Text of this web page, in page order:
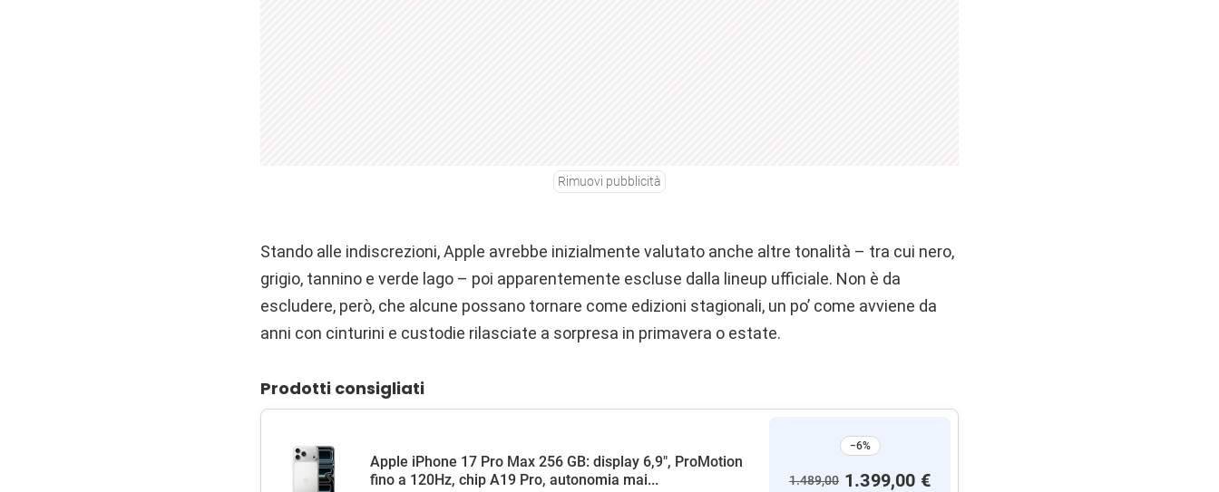
Rimuovi pubblicità
Stando alle indiscrezioni, Apple avrebbe inizialmente valutato anche altre tonalità – tra cui nero,
grigio, tannino e verde lago – poi apparentemente escluse dalla lineup ufficiale. Non è da
escludere, però, che alcune possano tornare come edizioni stagionali, un po’ come avviene da
anni con cinturini e custodie rilasciate a sorpresa in primavera o estate.
Prodotti consigliati
Apple iPhone 17 Pro Max 256 GB: display 6,9", ProMotion
fino a 120Hz, chip A19 Pro, autonomia mai...
−6%
1.489,00 1.399,00 €